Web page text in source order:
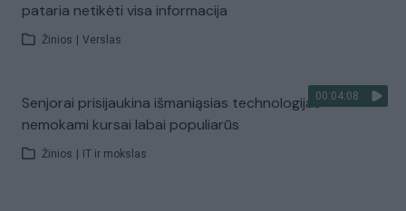
pataria netikėti visa informacija
Žinios Verslas
00:04:08
Senjorai prisijaukina išmaniąsias technologijas –
nemokami kursai labai populiarūs
Žinios IT ir mokslas